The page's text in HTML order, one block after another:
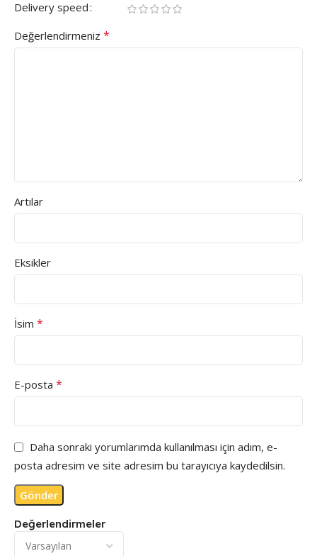
Değerlendirmeler
Delivery speed
Değerlendirmeniz *
Artılar
Eksikler
İsim *
E-posta *
Daha sonraki yorumlarımda kullanılması için adım, e-
posta adresim ve site adresim bu tarayıcıya kaydedilsin.